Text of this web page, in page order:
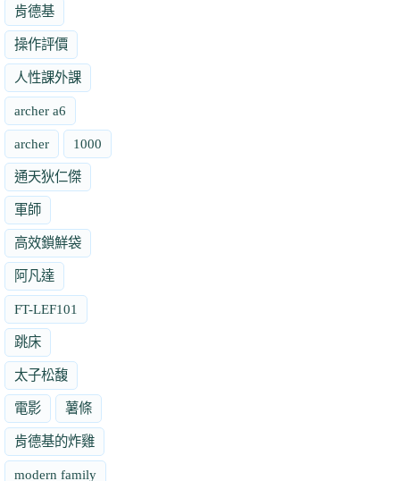
肯德基
操作評價
人性課外課
archer a6
archer 1000
通天狄仁傑
軍師
高效鎖鮮袋
阿凡達
FT-LEF101
跳床
太子松馥
電影 薯條
肯德基的炸雞
modern family